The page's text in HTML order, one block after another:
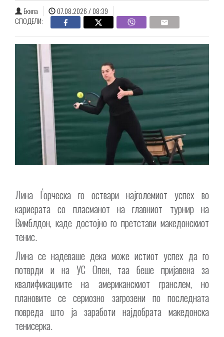
Екипа
07.08.2026 / 08:39
СПОДЕЛИ:
Лина Ѓорческа го оствари најголемиот успех во
кариерата со пласманот на главниот турнир на
Вимблдон, каде достојно го претстави македонскиот
тенис.
Лина се надеваше дека може истиот успех да го
потврди и на УС Опен, таа беше пријавена за
квалификациите на американскиот гранслем, но
плановите се сериозно загрозени по последната
повреда што ја заработи најдобрата македонска
тенисерка.